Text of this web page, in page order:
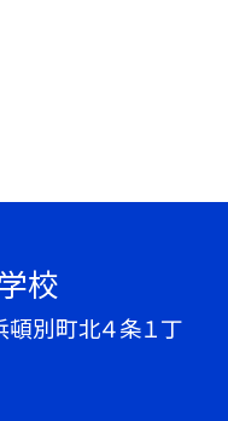
校
別町北４条１丁